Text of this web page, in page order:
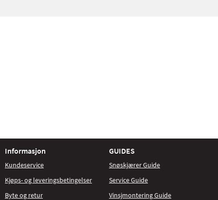
Informasjon
Kundeservice
Kjøps- og leveringsbetingelser
Byte og retur
GUIDES
Snøskjærer Guide
Service Guide
Vinsjmontering Guide